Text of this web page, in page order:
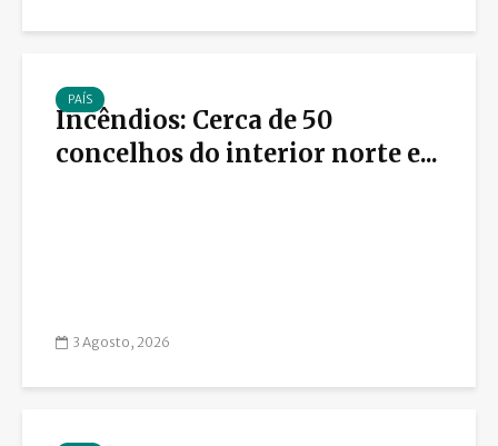
PAÍS
Incêndios: Cerca de 50
concelhos do interior norte e...
3 Agosto, 2026